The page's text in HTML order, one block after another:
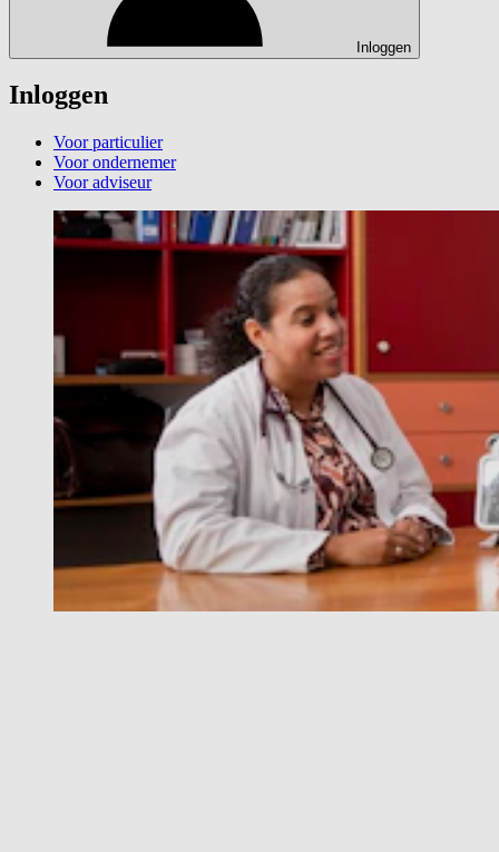
Inloggen
Inloggen
Voor particulier
Voor ondernemer
Voor adviseur